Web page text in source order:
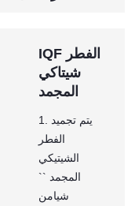
IQF الفطر
شيتاكي
المجمد
1. يتم تجميد
الفطر
الشيتيكي
المجمد ``
شيامن